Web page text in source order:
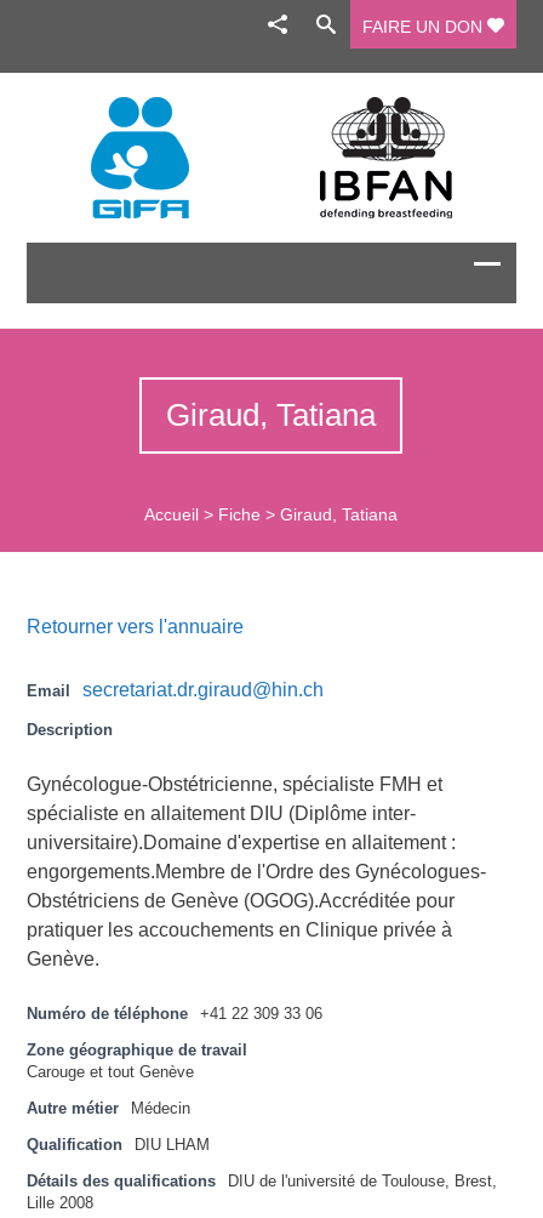
FAIRE UN DON
Giraud, Tatiana
Accueil > Fiche >Giraud, Tatiana
Retourner vers l'annuaire
Email secretariat.dr.giraud@hin.ch
Description
Gynécologue-Obstétricienne, spécialiste FMH et
spécialiste en allaitement DIU (Diplôme inter-
universitaire).Domaine d'expertise en allaitement :
engorgements.Membre de l'Ordre des Gynécologues-
Obstétriciens de Genève (OGOG).Accréditée pour
pratiquer les accouchements en Clinique privée à
Genève.
Numéro de téléphone +41 22 309 33 06
Zone géographique de travail
Carouge et tout Genève
Autre métier Médecin
Qualification DIU LHAM
Détails des qualifications
DIU de l'université de Toulouse, Brest,
Lille 2008